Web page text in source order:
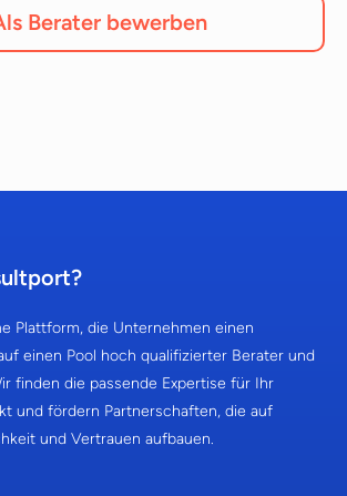
Berater bewerben
Plattform, die Unternehmen einen
einen Pool hoch qualifizierter Berater und
finden die passende Expertise für Ihr
und fördern Partnerschaften, die auf
und Vertrauen aufbauen.